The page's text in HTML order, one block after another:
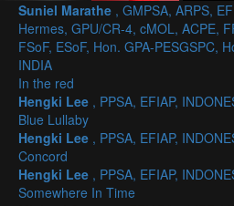
Suniel Marathe , GMPSA, ARPS,
Hermes, GPU/CR-4, cMOL, ACPE,
FSoF, ESoF, Hon. GPA-PESGSPC,
INDIA
In the red
Hengki Lee , PPSA, EFIAP,
Blue Lullaby
Hengki Lee , PPSA, EFIAP,
Concord
Hengki Lee , PPSA, EFIAP,
Somewhere In Time